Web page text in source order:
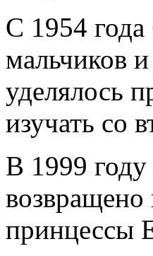
С 1954 года
мальчиков
уделялось
изучать со
В 1999
возвращено
принцессы